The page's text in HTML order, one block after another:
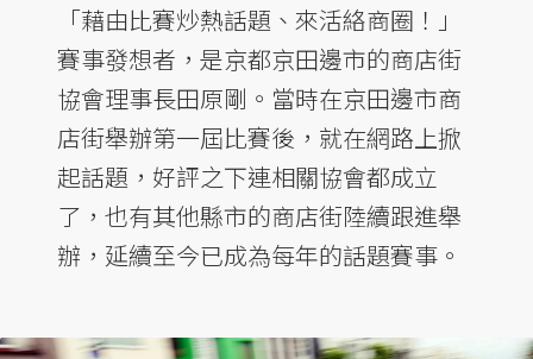
「藉由比賽炒熱話題、來活絡商圈！」
賽事發想者，是京都京田邊市的商店街
協會理事長田原剛。當時在京田邊市商
店街舉辦第一屆比賽後，就在網路上掀
起話題，好評之下連相關協會都成立
了，也有其他縣市的商店街陸續跟進舉
辦，延續至今已成為每年的話題賽事。